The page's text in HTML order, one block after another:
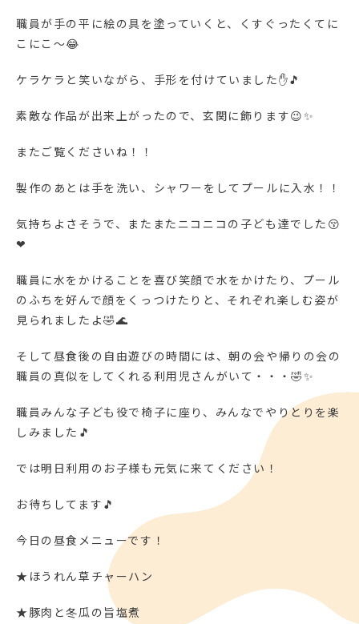
職員が手の平に絵の具を塗っていくと、くすぐったくてに
こにこ～😂
ケラケラと笑いながら、手形を付けていました✋🎵
素敵な作品が出来上がったので、玄関に飾ります😉✨
またご覧くださいね！！
製作のあとは手を洗い、シャワーをしてプールに入水！！
気持ちよさそうで、またまたニコニコの子ども達でした😚
❤
職員に水をかけることを喜び笑顔で水をかけたり、プール
のふちを好んで顔をくっつけたりと、それぞれ楽しむ姿が
見られましたよ🤣🌊
そして昼食後の自由遊びの時間には、朝の会や帰りの会の
職員の真似をしてくれる利用児さんがいて・・・🤣✨
職員みんな子ども役で椅子に座り、みんなでやりとりを楽
しみました🎵
では明日利用のお子様も元気に来てください！
お待ちしてます🎵
今日の昼食メニューです！
★ほうれん草チャーハン
★豚肉と冬瓜の旨塩煮